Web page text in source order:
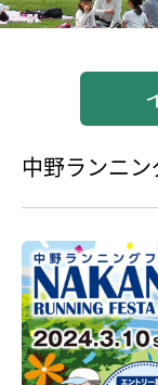
中野ランニ